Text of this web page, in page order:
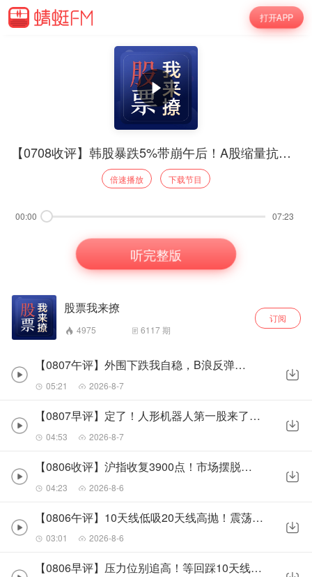
打开APP
【0708收评】韩股暴跌5%带崩午后！A股缩量抗跌，免疫正在进行时
倍速播放 下载节目
00:00 07:23
听完整版
股票我来撩
4975 6117期
订阅
【0807午评】外围下跌我自稳，B浪反弹未结束！
05:21 2026-8-7
【0807早评】定了！人形机器人第一股来了，中签即大肉？
04:53 2026-8-7
【0806收评】沪指收复3900点！市场摆脱恐慌情绪
04:23 2026-8-6
【0806午评】10天线低吸20天线高抛！震荡市就这么干
03:01 2026-8-6
【0806早评】压力位别追高！等回踩10天线或站稳20天线再上车